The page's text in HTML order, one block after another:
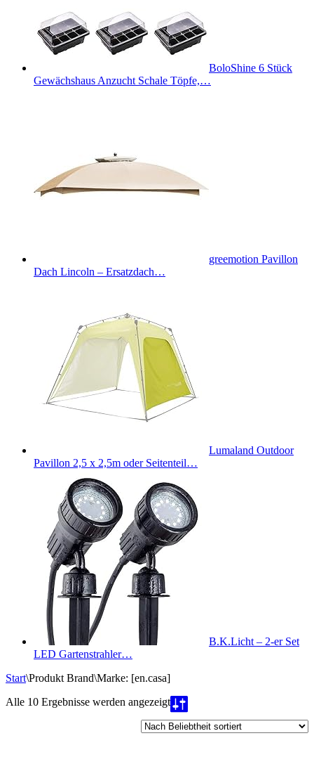
BoloShine 6 Stück
Gewächshaus Anzucht Schale Töpfe,…
greemotion Pavillon
Dach Lincoln – Ersatzdach…
Lumaland Outdoor
Pavillon 2,5 x 2,5m oder Seitenteil…
B.K.Licht – 2-er Set
LED Gartenstrahler…
Start\Produkt Brand\Marke: [en.casa]
Alle 10 Ergebnisse werden angezeigtNach
Beliebtheit
sortiert